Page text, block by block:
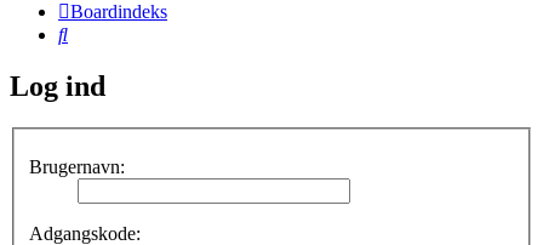
Boardindeks
Søg
Log ind
Brugernavn:
Adgangskode: